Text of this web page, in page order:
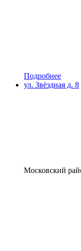
Подробнее
ул. Звёздная д. 8
Московский